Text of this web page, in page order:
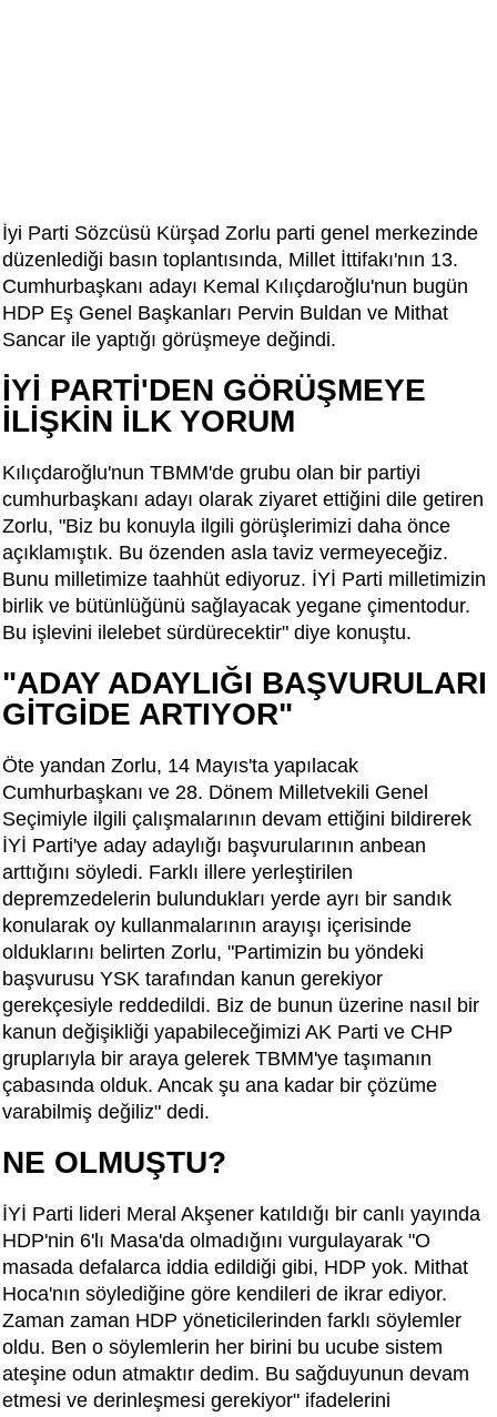
İyi Parti Sözcüsü Kürşad Zorlu parti genel merkezinde
düzenlediği basın toplantısında, Millet İttifakı'nın 13.
Cumhurbaşkanı adayı Kemal Kılıçdaroğlu'nun bugün
HDP Eş Genel Başkanları Pervin Buldan ve Mithat
Sancar ile yaptığı görüşmeye değindi.
İYİ PARTİ'DEN GÖRÜŞMEYE
İLİŞKİN İLK YORUM
Kılıçdaroğlu'nun TBMM'de grubu olan bir partiyi
cumhurbaşkanı adayı olarak ziyaret ettiğini dile getiren
Zorlu, "Biz bu konuyla ilgili görüşlerimizi daha önce
açıklamıştık. Bu özenden asla taviz vermeyeceğiz.
Bunu milletimize taahhüt ediyoruz. İYİ Parti milletimizin
birlik ve bütünlüğünü sağlayacak yegane çimentodur.
Bu işlevini ilelebet sürdürecektir" diye konuştu.
"ADAY ADAYLIĞI BAŞVURULARI
GİTGİDE ARTIYOR"
Öte yandan Zorlu, 14 Mayıs'ta yapılacak
Cumhurbaşkanı ve 28. Dönem Milletvekili Genel
Seçimiyle ilgili çalışmalarının devam ettiğini bildirerek
İYİ Parti'ye aday adaylığı başvurularının anbean
arttığını söyledi. Farklı illere yerleştirilen
depremzedelerin bulundukları yerde ayrı bir sandık
konularak oy kullanmalarının arayışı içerisinde
olduklarını belirten Zorlu, "Partimizin bu yöndeki
başvurusu YSK tarafından kanun gerekiyor
gerekçesiyle reddedildi. Biz de bunun üzerine nasıl bir
kanun değişikliği yapabileceğimizi AK Parti ve CHP
gruplarıyla bir araya gelerek TBMM'ye taşımanın
çabasında olduk. Ancak şu ana kadar bir çözüme
varabilmiş değiliz" dedi.
NE OLMUŞTU?
İYİ Parti lideri Meral Akşener katıldığı bir canlı yayında
HDP'nin 6'lı Masa'da olmadığını vurgulayarak "O
masada defalarca iddia edildiği gibi, HDP yok. Mithat
Hoca'nın söylediğine göre kendileri de ikrar ediyor.
Zaman zaman HDP yöneticilerinden farklı söylemler
oldu. Ben o söylemlerin her birini bu ucube sistem
ateşine odun atmaktır dedim. Bu sağduyunun devam
etmesi ve derinleşmesi gerekiyor" ifadelerini